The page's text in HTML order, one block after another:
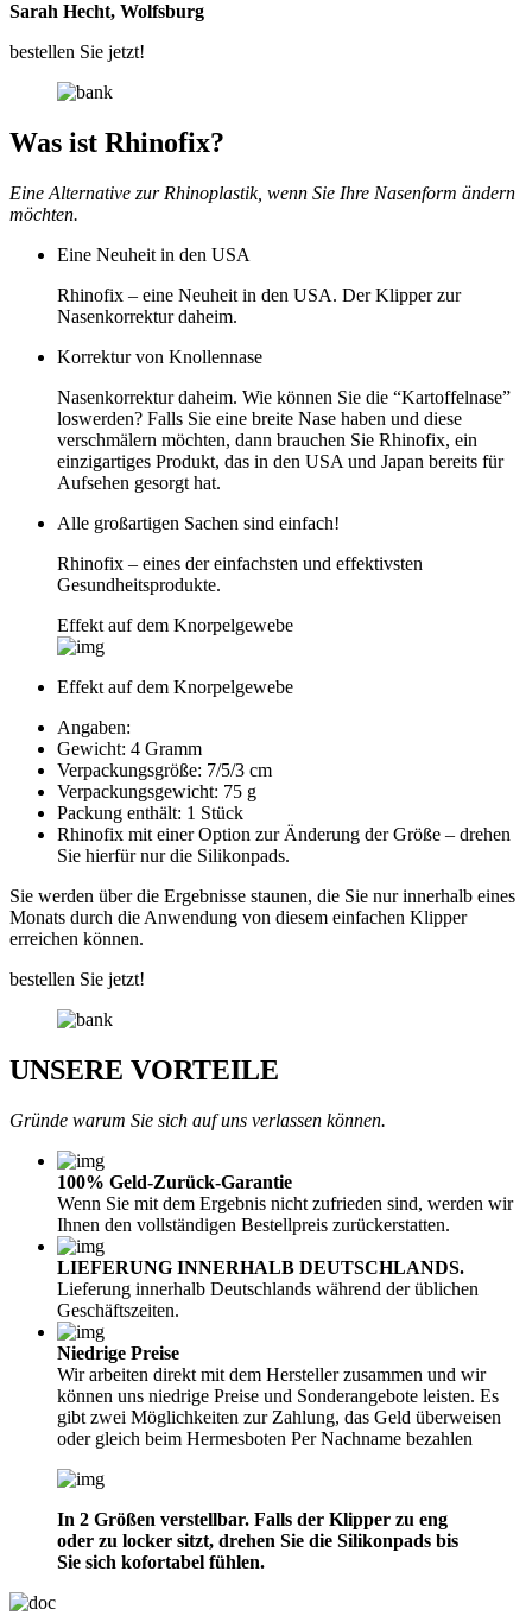
Sarah Hecht, Wolfsburg
bestellen Sie jetzt!
Was ist Rhinofix?
Eine Alternative zur Rhinoplastik, wenn Sie Ihre Nasenform ändern
möchten.
Eine Neuheit in den USA
Rhinofix – eine Neuheit in den USA. Der Klipper zur
Nasenkorrektur daheim.
Korrektur von Knollennase
Nasenkorrektur daheim. Wie können Sie die “Kartoffelnase”
loswerden? Falls Sie eine breite Nase haben und diese
verschmälern möchten, dann brauchen Sie Rhinofix, ein
einzigartiges Produkt, das in den USA und Japan bereits für
Aufsehen gesorgt hat.
Alle großartigen Sachen sind einfach!
Rhinofix – eines der einfachsten und effektivsten
Gesundheitsprodukte.
Effekt auf dem Knorpelgewebe
Effekt auf dem Knorpelgewebe
Angaben:
Gewicht: 4 Gramm
Verpackungsgröße: 7/5/3 cm
Verpackungsgewicht: 75 g
Packung enthält: 1 Stück
Rhinofix mit einer Option zur Änderung der Größe – drehen
Sie hierfür nur die Silikonpads.
Sie werden über die Ergebnisse staunen, die Sie nur innerhalb eines
Monats durch die Anwendung von diesem einfachen Klipper
erreichen können.
bestellen Sie jetzt!
UNSERE VORTEILE
Gründe warum Sie sich auf uns verlassen können.
100% Geld-Zurück-Garantie
Wenn Sie mit dem Ergebnis nicht zufrieden sind, werden wir
Ihnen den vollständigen Bestellpreis zurückerstatten.
LIEFERUNG INNERHALB DEUTSCHLANDS.
Lieferung innerhalb Deutschlands während der üblichen
Geschäftszeiten.
Niedrige Preise
Wir arbeiten direkt mit dem Hersteller zusammen und wir
können uns niedrige Preise und Sonderangebote leisten. Es
gibt zwei Möglichkeiten zur Zahlung, das Geld überweisen
oder gleich beim Hermesboten Per Nachname bezahlen
In 2 Größen verstellbar. Falls der Klipper zu eng
oder zu locker sitzt, drehen Sie die Silikonpads bis
Sie sich kofortabel fühlen.